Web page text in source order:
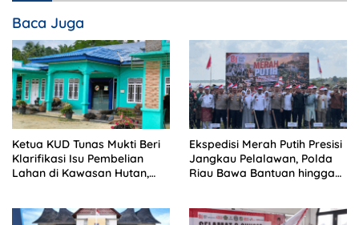
Baca Juga
Ketua KUD Tunas Mukti Beri
Klarifikasi Isu Pembelian
Lahan di Kawasan Hutan,
Ekspedisi Merah Putih Presisi
Jangkau Pelalawan, Polda
Riau Bawa Bantuan hingga